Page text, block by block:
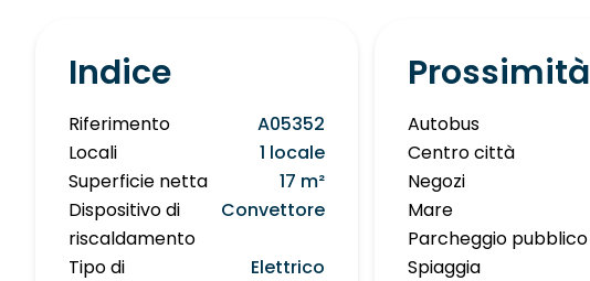
Indice
Riferimento
A05352
Locali
1 locale
Superficie netta
17 m²
Dispositivo di
riscaldamento
Convettore
Tipo di
Elettrico
Prossimità
Autobus
Centro città
Negozi
Mare
Parcheggio pubblico
Spiaggia